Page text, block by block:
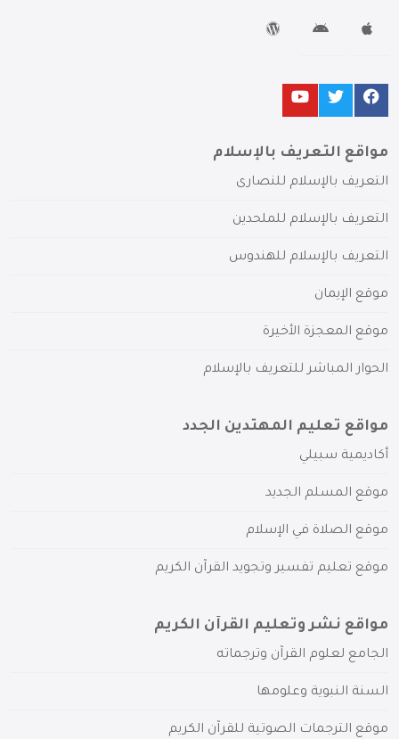
مواقع التعريف بالإسلام
التعريف بالإسلام للنصارى
التعريف بالإسلام للملحدين
التعريف بالإسلام للهندوس
موقع الإيمان
موقع المعجزة الأخيرة
الحوار المباشر للتعريف بالإسلام
مواقع تعليم المهتدين الجدد
أكاديمية سبيلي
موقع المسلم الجديد
موقع الصلاة في الإسلام
موقع تعليم تفسير وتجويد القرآن الكريم
مواقع نشر وتعليم القرآن الكريم
الجامع لعلوم القرآن وترجماته
السنة النبوية وعلومها
موقع الترجمات الصوتية للقرآن الكريم